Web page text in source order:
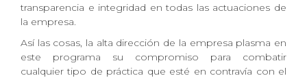
transparencia e integridad en todas las actuaciones de
la empresa.
Así las cosas, la alta dirección de la empresa plasma en
este programa su compromiso para combatir
cualquier tipo de práctica que esté en contravía con el